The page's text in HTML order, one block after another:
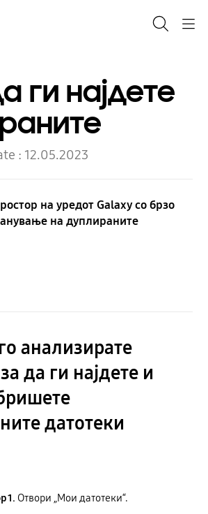
ги најдете
: 12.05.2023
на уредот Galaxy со брзо
на дуплираните
анализирате
да ги најдете и
датотеки
1. Отвори „Мои датотеки“.